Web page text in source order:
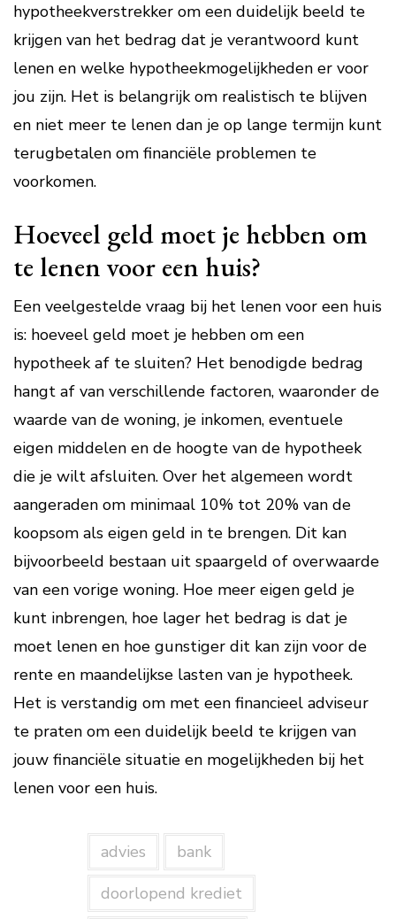
hypotheekverstrekker om een duidelijk beeld te
krijgen van het bedrag dat je verantwoord kunt
lenen en welke hypotheekmogelijkheden er voor
jou zijn. Het is belangrijk om realistisch te blijven
en niet meer te lenen dan je op lange termijn kunt
terugbetalen om financiële problemen te
voorkomen.
Hoeveel geld moet je hebben om
te lenen voor een huis?
Een veelgestelde vraag bij het lenen voor een huis
is: hoeveel geld moet je hebben om een
hypotheek af te sluiten? Het benodigde bedrag
hangt af van verschillende factoren, waaronder de
waarde van de woning, je inkomen, eventuele
eigen middelen en de hoogte van de hypotheek
die je wilt afsluiten. Over het algemeen wordt
aangeraden om minimaal 10% tot 20% van de
koopsom als eigen geld in te brengen. Dit kan
bijvoorbeeld bestaan uit spaargeld of overwaarde
van een vorige woning. Hoe meer eigen geld je
kunt inbrengen, hoe lager het bedrag is dat je
moet lenen en hoe gunstiger dit kan zijn voor de
rente en maandelijkse lasten van je hypotheek.
Het is verstandig om met een financieel adviseur
te praten om een duidelijk beeld te krijgen van
jouw financiële situatie en mogelijkheden bij het
lenen voor een huis.
advies
bank
doorlopend krediet